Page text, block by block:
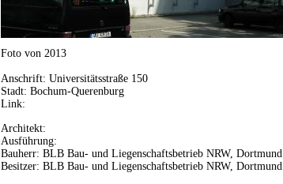
Foto von 2013
Anschrift: Universitätsstraße 150
Stadt: Bochum-Querenburg
Link:
Architekt:
Ausführung:
Bauherr: BLB Bau- und Liegenschaftsbetrieb NRW, Dortmund
Besitzer: BLB Bau- und Liegenschaftsbetrieb NRW, Dortmund